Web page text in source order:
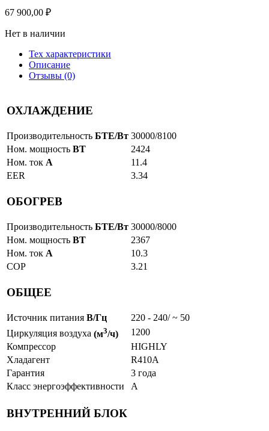
67 900,00 ₽
Нет в наличии
Тех характеристики
Описание
Отзывы (0)
ОХЛАЖДЕНИЕ
Производительность БТЕ/Вт 30000/8100
Ном. мощность ВТ
2424
Ном. ток А
11.4
EER
3.34
ОБОГРЕВ
Производительность БТЕ/Вт 30000/8000
Ном. мощность ВТ
2367
Ном. ток А
10.3
COP
3.21
ОБЩЕЕ
Источник питания В/Гц
220 - 240/ ~ 50
Циркуляция воздуха (м3/ч)
1200
Компрессор
HIGHLY
Хладагент
R410A
Гарантия
3 года
Класс энергоэффективности
A
ВНУТРЕННИЙ БЛОК